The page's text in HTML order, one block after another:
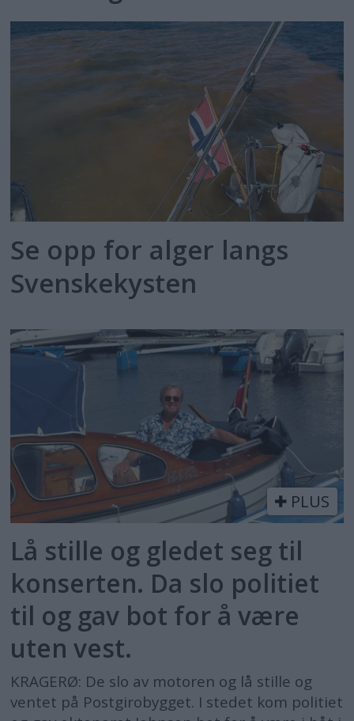
Se opp for alger langs
Svenskekysten
PLUS
Lå stille og gledet seg til
konserten. Da slo politiet
til og gav bot for å være
uten vest.
KRAGERØ: De slo av motoren og lå stille og
ventet på Postgirobygget. I stedet kom politiet